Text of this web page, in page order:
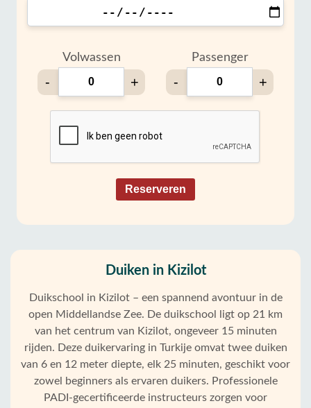
Volwassen
- +
Passenger
- +
Reserveren
Duiken in Kizilot
Duikschool in Kizilot – een spannend avontuur in de
open Middellandse Zee. De duikschool ligt op 21 km
van het centrum van Kizilot, ongeveer 15 minuten
rijden. Deze duikervaring in Turkije omvat twee duiken
van 6 en 12 meter diepte, elk 25 minuten, geschikt voor
zowel beginners als ervaren duikers. Professionele
PADI-gecertificeerde instructeurs zorgen voor